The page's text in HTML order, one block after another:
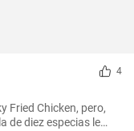
4
Fried Chicken, pero,
de diez especias le